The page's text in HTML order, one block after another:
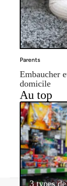
Parents
Embaucher
domicile
Au top
3 types